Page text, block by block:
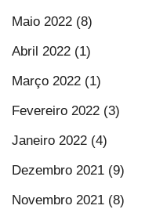
Maio 2022 (8)
Abril 2022 (1)
Março 2022 (1)
Fevereiro 2022 (3)
Janeiro 2022 (4)
Dezembro 2021 (9)
Novembro 2021 (8)